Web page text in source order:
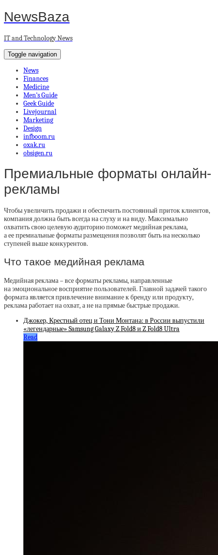
NewsBaza
IT and Technology News
Toggle navigation
News
Finances
Medicine
Men’s Guide
Geek Guide
Livejournal
Marketing
Design
infboom.ru
oxak.ru
obsigen.ru
Премиальные форматы онлайн-
рекламы
Чтобы увеличить продажи и обеспечить постоянный приток клиентов,
компания должна быть всегда на слуху и на виду. Максимально
охватить свою целевую аудиторию поможет медийная реклама,
а ее премиальные форматы размещения позволят быть на несколько
ступеней выше конкурентов.
Что такое медийная реклама
Медийная реклама – все форматы рекламы, направленные
на эмоциональное восприятие пользователей. Главной задачей такого
формата является привлечение внимание к бренду или продукту,
реклама работает на охват, а не на прямые быстрые продажи.
Джокер, Крестный отец и Тони Монтана: в России выпустили
«легендарные» Samsung Galaxy Z Fold8 и Z Fold8 Ultra
Read